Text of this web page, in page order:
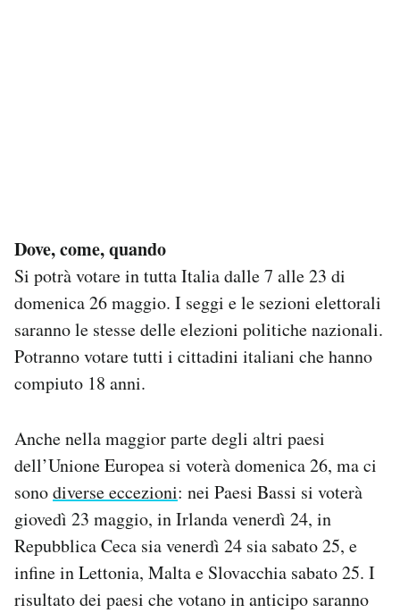
Dove, come, quando
Si potrà votare in tutta Italia dalle 7 alle 23 di
domenica 26 maggio. I seggi e le sezioni elettorali
saranno le stesse delle elezioni politiche nazionali.
Potranno votare tutti i cittadini italiani che hanno
compiuto 18 anni.
Anche nella maggior parte degli altri paesi
dell’Unione Europea si voterà domenica 26, ma ci
sonodiverse eccezioni: nei Paesi Bassi si voterà
giovedì 23 maggio, in Irlanda venerdì 24, in
Repubblica Ceca sia venerdì 24 sia sabato 25, e
infine in Lettonia, Malta e Slovacchia sabato 25. I
risultato dei paesi che votano in anticipo saranno